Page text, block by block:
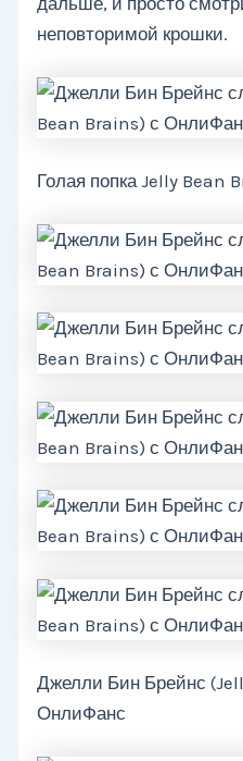
неповторимой крошки.
Голая попка Jelly Bean
Джелли Бин Брейнс
ОнлиФанс